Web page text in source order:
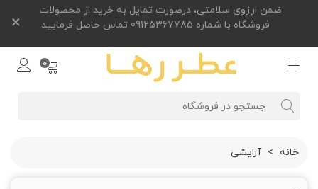
ضمن ارزوی سلامتی، درصورت تمایل به خرید از محصولات
فروشگاه با شماره 09125367785 تماس حاصل فرمایید.
×
0
خانه > آرایشی